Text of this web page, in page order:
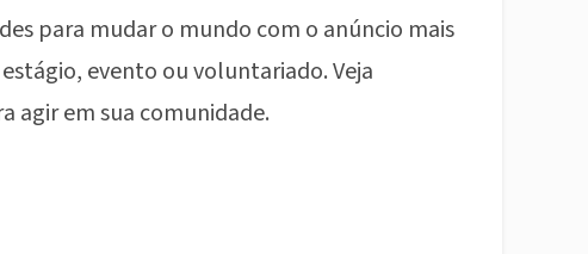
para mudar o mundo com o anúncio mais
evento ou voluntariado. Veja
agir em sua comunidade.